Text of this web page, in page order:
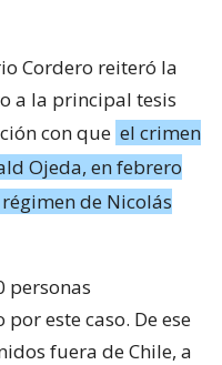
Cordero reiteró la
a la principal tesis
con que el crimen
Ojeda, en febrero
de Nicolás
personas
este caso. De ese
fuera de Chile, a